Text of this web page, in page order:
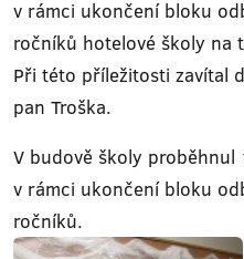
v rámci ukončení bloku
ročníků hotelové školy na
Při této příležitosti zavítal
pan Troška.
V budově školy
v rámci ukončení bloku
ročníků.